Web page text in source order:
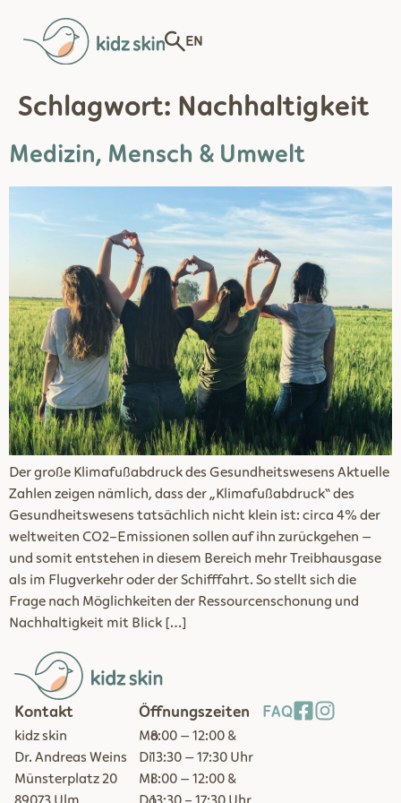
EN
Schlagwort: Nachhaltigkeit
Medizin, Mensch & Umwelt
Der große Klimafußabdruck des Gesundheitswesens Aktuelle
Zahlen zeigen nämlich, dass der „Klimafußabdruck“ des
Gesundheitswesens tatsächlich nicht klein ist: circa 4% der
weltweiten CO2-Emissionen sollen auf ihn zurückgehen –
und somit entstehen in diesem Bereich mehr Treibhausgase
als im Flugverkehr oder der Schifffahrt. So stellt sich die
Frage nach Möglichkeiten der Ressourcenschonung und
Nachhaltigkeit mit Blick […]
Kontakt
kidz skin
Dr. Andreas Weins
Münsterplatz 20
89073 Ulm
Öffnungszeiten
Mo
Di
Mi
Do
8:00 – 12:00 &
13:30 – 17:30 Uhr
8:00 – 12:00 &
13:30 - 17:30 Uhr
FAQ